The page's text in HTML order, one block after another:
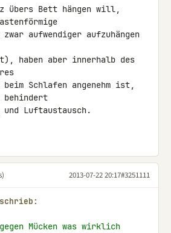
übers Bett hängen will,
aufwendiger aufzuhängen
haben aber innerhalb des
Schlafen angenehm ist,
behindert
und Luftaustausch.
2013-07-22 20:17#3251111
Mücken was wirklich